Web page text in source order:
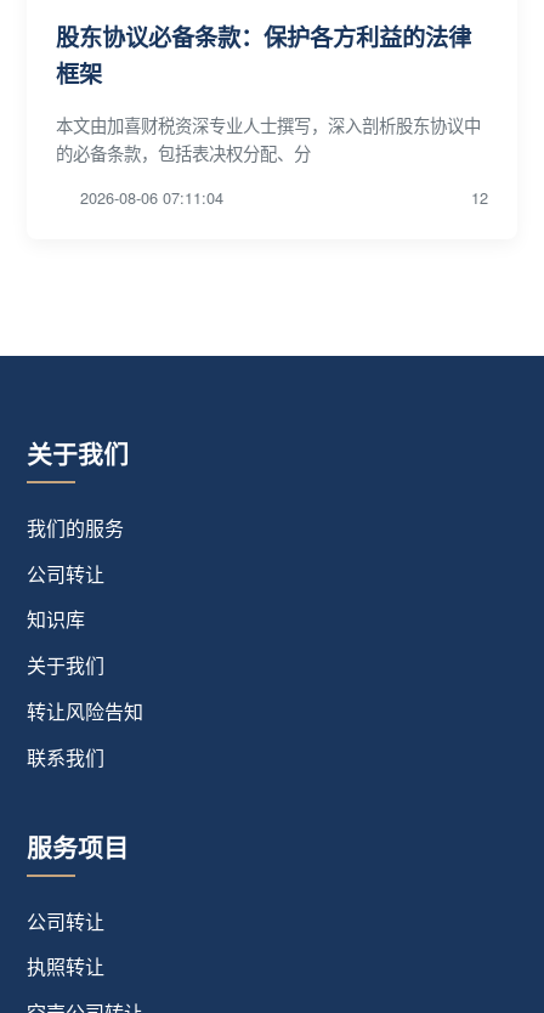
股东协议必备条款：保护各方利益的法律
框架
本文由加喜财税资深专业人士撰写，深入剖析股东协议中
的必备条款，包括表决权分配、分
2026-08-06 07:11:04 12
关于我们
我们的服务
公司转让
知识库
关于我们
转让风险告知
联系我们
服务项目
公司转让
执照转让